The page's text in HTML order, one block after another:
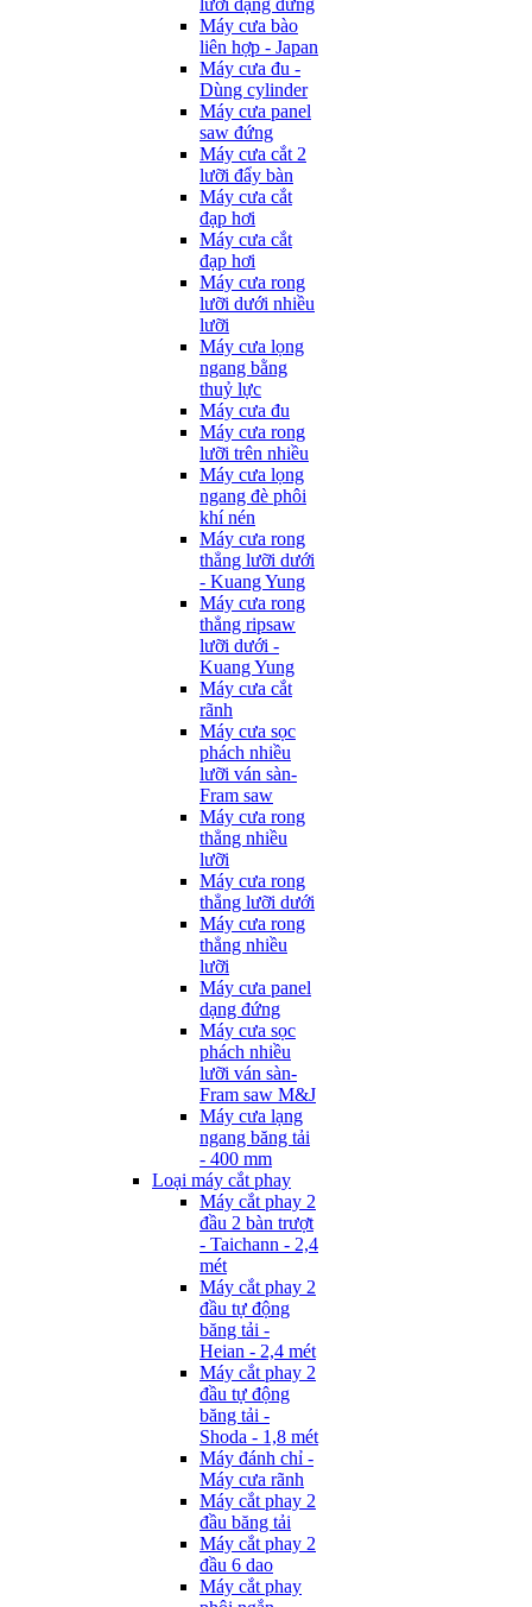
lưỡi dạng đứng
Máy cưa bào
liên hợp - Japan
Máy cưa đu -
Dùng cylinder
Máy cưa panel
saw đứng
Máy cưa cắt 2
lưỡi đẩy bàn
Máy cưa cắt
đạp hơi
Máy cưa cắt
đạp hơi
Máy cưa rong
lưỡi dưới nhiều
lưỡi
Máy cưa lọng
ngang bằng
thuỷ lực
Máy cưa đu
Máy cưa rong
lưỡi trên nhiều
Máy cưa lọng
ngang đè phôi
khí nén
Máy cưa rong
thẳng lưỡi dưới
- Kuang Yung
Máy cưa rong
thẳng ripsaw
lưỡi dưới -
Kuang Yung
Máy cưa cắt
rãnh
Máy cưa sọc
phách nhiều
lưỡi ván sàn-
Fram saw
Máy cưa rong
thẳng nhiều
lưỡi
Máy cưa rong
thẳng lưỡi dưới
Máy cưa rong
thẳng nhiều
lưỡi
Máy cưa panel
dạng đứng
Máy cưa sọc
phách nhiều
lưỡi ván sàn-
Fram saw M&J
Máy cưa lạng
ngang băng tải
- 400 mm
Loại máy cắt phay
Máy cắt phay 2
đầu 2 bàn trượt
- Taichann - 2,4
mét
Máy cắt phay 2
đầu tự động
băng tải -
Heian - 2,4 mét
Máy cắt phay 2
đầu tự động
băng tải -
Shoda - 1,8 mét
Máy đánh chỉ -
Máy cưa rãnh
Máy cắt phay 2
đầu băng tải
Máy cắt phay 2
đầu 6 dao
Máy cắt phay